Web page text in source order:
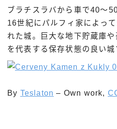
ブラチスラバから車で40〜
16世紀にパルフィ家によっ
れた城。巨大な地下貯蔵庫
を代表する保存状態の良い城
By Teslaton – Own work,